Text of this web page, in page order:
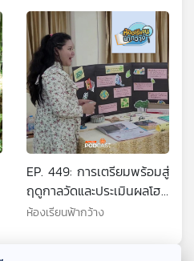
EP. 449: การเตรียมพร้อมสู่
ฤดูกาลวัดและประเมินผลโฮม
สคูล
ห้องเรียนฟ้ากว้าง